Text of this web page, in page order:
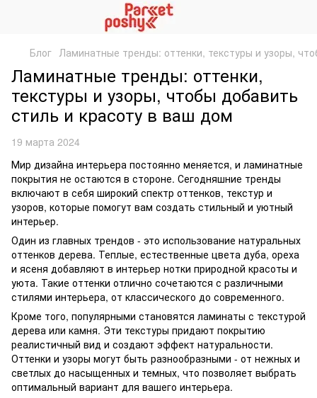
Блог Ламинатные тренды: оттенки, текстуры и узоры,
Ламинатные тренды: оттенки,
текстуры и узоры, чтобы добавить
стиль и красоту в ваш дом
19 марта 2024
Мир дизайна интерьера постоянно меняется, и ламинатные
покрытия не остаются в стороне. Сегодняшние тренды
включают в себя широкий спектр оттенков, текстур и
узоров, которые помогут вам создать стильный и уютный
интерьер.
Один из главных трендов - это использование натуральных
оттенков дерева. Теплые, естественные цвета дуба, ореха
и ясеня добавляют в интерьер нотки природной красоты и
уюта. Такие оттенки отлично сочетаются с различными
стилями интерьера, от классического до современного.
Кроме того, популярными становятся ламинаты с текстурой
дерева или камня. Эти текстуры придают покрытию
реалистичный вид и создают эффект натуральности.
Оттенки и узоры могут быть разнообразными - от нежных и
светлых до насыщенных и темных, что позволяет выбрать
оптимальный вариант для вашего интерьера.